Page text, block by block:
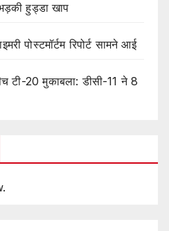
हुड्डा खाप
पोस्टमॉर्टम रिपोर्ट सामने आई
टी-20 मुकाबला: डीसी-11 ने 8